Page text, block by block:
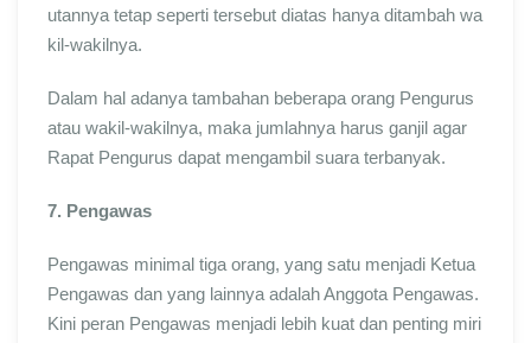
utannya tetap seperti tersebut diatas hanya ditambah wa
kil-wakilnya.
Dalam hal adanya tambahan beberapa orang Pengurus
atau wakil-wakilnya, maka jumlahnya harus ganjil agar
Rapat Pengurus dapat mengambil suara terbanyak.
7. Pengawas
Pengawas minimal tiga orang, yang satu menjadi Ketua
Pengawas dan yang lainnya adalah Anggota Pengawas.
Kini peran Pengawas menjadi lebih kuat dan penting miri